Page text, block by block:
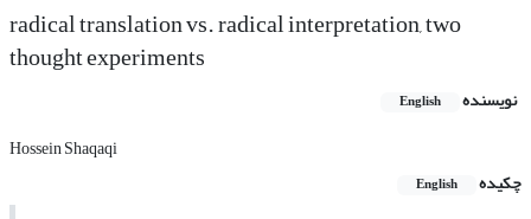
radical translation vs. radical interpretation, two
thought experiments
نویسنده English
Hossein Shaqaqi
چکیده
English